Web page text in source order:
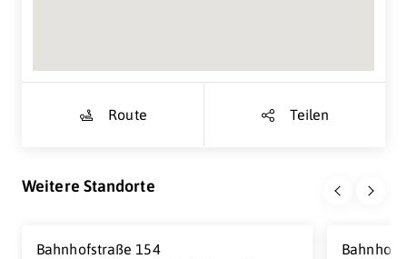
Route Teilen
Weitere Standorte
Bahnhofstraße 154